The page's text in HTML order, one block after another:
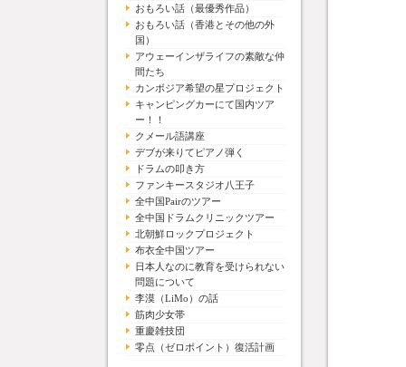
おもろい話（最優秀作品）
おもろい話（香港とその他の外
国）
アウェーインザライフの素敵な仲
間たち
カンボジア希望の星プロジェクト
キャンピングカーにて国内ツア
ー！！
クメール語講座
デブが来りてピアノ弾く
ドラムの叩き方
ファンキースタジオ八王子
全中国Pairのツアー
全中国ドラムクリニックツアー
北朝鮮ロックプロジェクト
布衣全中国ツアー
日本人なのに教育を受けられない
問題について
李漠（LiMo）の話
筋肉少女帯
重慶雑技団
零点（ゼロポイント）復活計画